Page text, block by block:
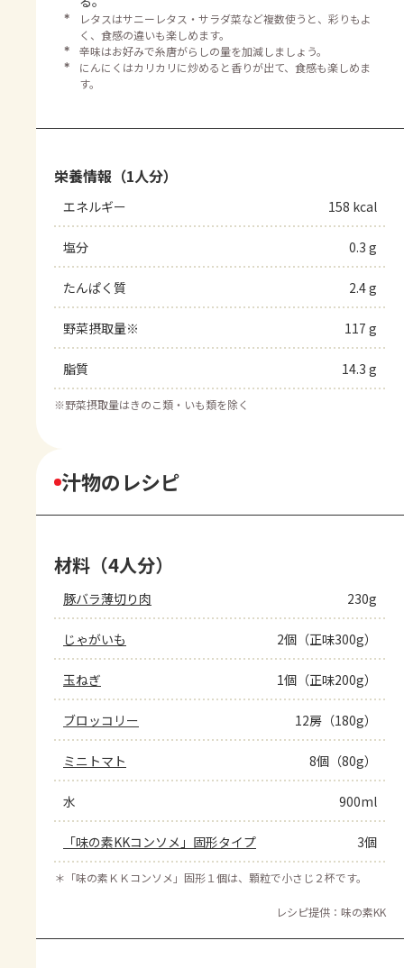
＊
レタスはサニーレタス・サラダ菜など複数使うと、彩りもよ
く、食感の違いも楽しめます。
＊
辛味はお好みで糸唐がらしの量を加減しましょう。
＊
にんにくはカリカリに炒めると香りが出て、食感も楽しめま
す。
栄養情報（1人分）
エネルギー 158 kcal
塩分 0.3 g
たんぱく質 2.4 g
野菜摂取量※ 117 g
脂質 14.3 g
※野菜摂取量はきのこ類・いも類を除く
汁物のレシピ
材料（4人分）
豚バラ薄切り肉 230g
じゃがいも 2個（正味300g）
玉ねぎ 1個（正味200g）
ブロッコリー 12房（180g）
ミニトマト 8個（80g）
水 900ml
「味の素KKコンソメ」固形タイプ 3個
＊ 「味の素ＫＫコンソメ」固形１個は、顆粒で小さじ２杯です。
レシピ提供：味の素KK